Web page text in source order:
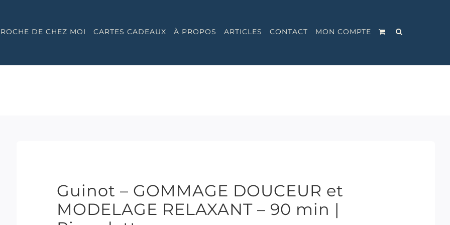
DE CHEZ MOI CARTES CADEAUX À PROPOS ARTICLES CONTACT MON COMPTE
Guinot – GOMMAGE DOUCEUR et
MODELAGE RELAXANT – 90 min |